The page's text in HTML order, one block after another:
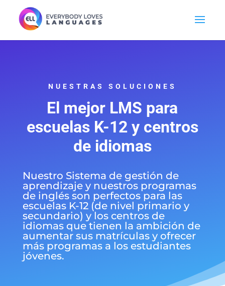
NUESTRAS SOLUCIONES
El mejor LMS para
escuelas K-12y centros
de idiomas
Nuestro Sistema de gestión de
aprendizaje y nuestros programas
de inglés son perfectos para las
escuelas K-12 (de nivel primario y
secundario) y los centros de
idiomas que tienen la ambición de
aumentar sus matrículas y ofrecer
más programas a los estudiantes
jóvenes.